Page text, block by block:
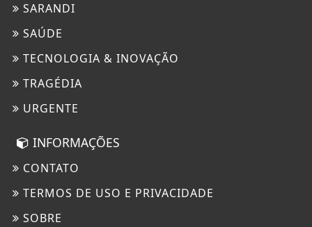
SARANDI
SAÚDE
TECNOLOGIA & INOVAÇÃO
TRAGÉDIA
URGENTE
INFORMAÇÕES
CONTATO
TERMOS DE USO E PRIVACIDADE
SOBRE